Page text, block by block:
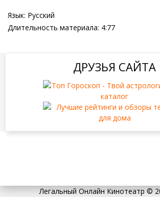
Язык: Русский
Длительность материала: 4:77
ДРУЗЬЯ САЙТА
Легальный Онлайн Кинотеатр ©